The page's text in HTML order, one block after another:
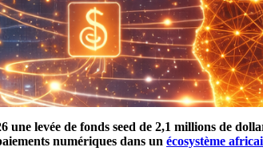
levée de fonds seed de 2,1 millions de
numériques dans un écosystème